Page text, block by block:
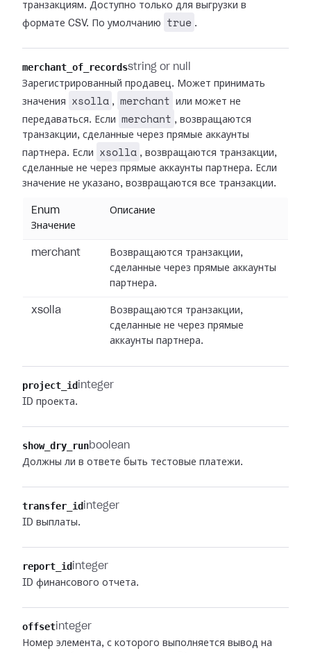
транзакциям. Доступно только для выгрузки в
формате CSV. По умолчанию
true .
merchant_of_recordsstring or null
Зарегистрированный продавец. Может принимать
значения
xsolla , merchant
или может не
передаваться. Если
merchant , возвращаются
транзакции, сделанные через прямые аккаунты
партнера. Если
xsolla , возвращаются транзакции,
сделанные не через прямые аккаунты партнера. Если
значение не указано, возвращаются все транзакции.
Enum
Значение
Описание
merchant
Возвращаются транзакции,
сделанные через прямые аккаунты
партнера.
xsolla
Возвращаются транзакции,
сделанные не через прямые
аккаунты партнера.
project_id integer
ID проекта.
show_dry_runboolean
Должны ли в ответе быть тестовые платежи.
transfer_id integer
ID выплаты.
report_id integer
ID финансового отчета.
offset integer
Номер элемента, с которого выполняется вывод на